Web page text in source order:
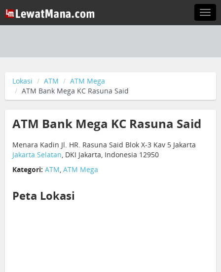
Lokasi ATM
ATM Mega
ATM Bank Mega KC Rasuna Said
ATM Bank Mega KC Rasuna Said
Menara Kadin Jl. HR. Rasuna Said Blok X-3 Kav 5 Jakarta
Jakarta Selatan, DKI Jakarta, Indonesia 12950
Kategori: ATM, ATM Mega
Peta Lokasi